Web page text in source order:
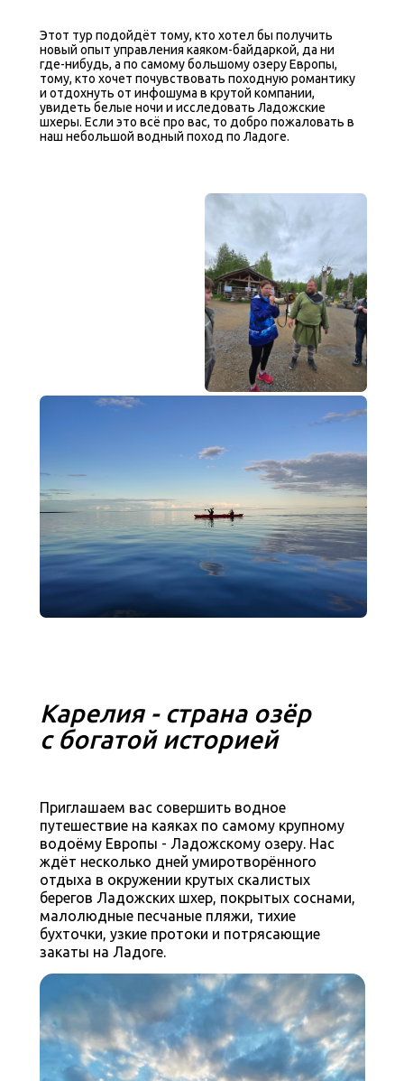
Этот тур подойдёт тому, кто хотел бы получить
новый опыт управления каяком-байдаркой, да ни
где-нибудь, а по самому большому озеру Европы,
тому, кто хочет почувствовать походную романтику
и отдохнуть от инфошума в крутой компании,
увидеть белые ночи и исследовать Ладожские
шхеры. Если это всё про вас, то добро пожаловать в
наш небольшой водный поход по Ладоге.
Карелия - страна озёр
с богатой историей
Приглашаем вас совершить водное
путешествие на каяках по самому крупному
водоёму Европы - Ладожскому озеру. Нас
ждёт несколько дней умиротворённого
отдыха в окружении крутых скалистых
берегов Ладожских шхер, покрытых соснами,
малолюдные песчаные пляжи, тихие
бухточки, узкие протоки и потрясающие
закаты на Ладоге.
Программа
путешествия
1 день: переезд из Санкт-